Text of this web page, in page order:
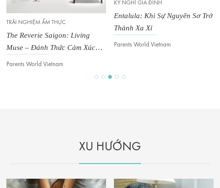
KỲ NGHỈ GIA ĐÌNH
Entalula: Khi Sự Nguyên Sơ Trở
Thành Xa Xỉ
Parents World Vietnam
KỲ NGHỈ GIA ĐÌNH
Ocean Rebirth: Hải Trình Chữa
Lành Mọi Giác Quan
Van Ho
XU HƯỚNG